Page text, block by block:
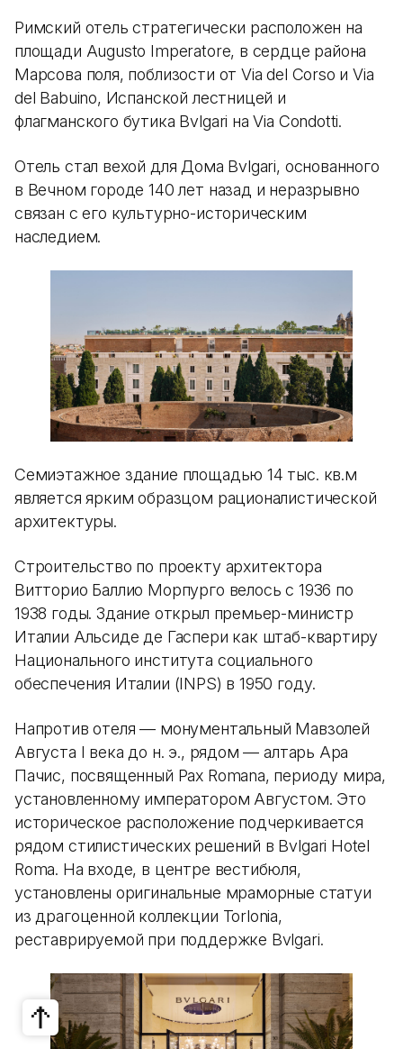
Римский отель стратегически расположен на
площади Augusto Imperatore, в сердце района
Марсова поля, поблизости от Via del Corso и Via
del Babuino, Испанской лестницей и
флагманского бутика Bvlgari на Via Condotti.
Отель стал вехой для Дома Bvlgari, основанного
в Вечном городе 140 лет назад и неразрывно
связан с его культурно-историческим
наследием.
Семиэтажное здание площадью 14 тыс. кв.м
является ярким образцом рационалистической
архитектуры.
Строительство по проекту архитектора
Витторио Баллио Морпурго велось с 1936 по
1938 годы. Здание открыл премьер-министр
Италии Альсиде де Гаспери как штаб-квартиру
Национального института социального
обеспечения Италии (INPS) в 1950 году.
Напротив отеля — монументальный Мавзолей
Августа I века до н. э., рядом — алтарь Ара
Пачис, посвященный Pax Romana, периоду мира,
установленному императором Августом. Это
историческое расположение подчеркивается
рядом стилистических решений в Bvlgari Hotel
Roma. На входе, в центре вестибюля,
установлены оригинальные мраморные статуи
из драгоценной коллекции Torlonia,
реставрируемой при поддержке Bvlgari.